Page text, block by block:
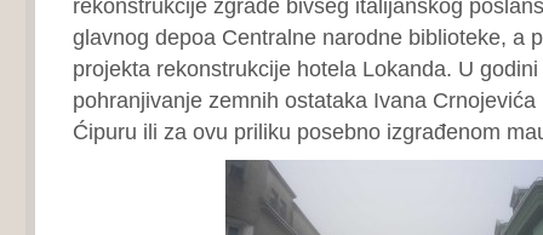
rekonstrukcije zgrade bivšeg italijanskog
glavnog depoa Centralne narodne biblioteke, a
projekta rekonstrukcije hotela Lokanda. U
pohranjivanje zemnih ostataka Ivana
Ćipuru ili za ovu priliku posebno izgrađenom